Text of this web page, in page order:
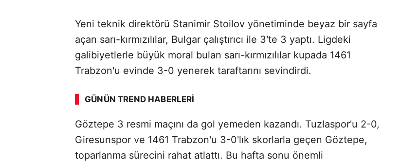
Yeni teknik direktörü Stanimir Stoilov yönetiminde beyaz bir sayfa
açan sarı-kırmızılılar, Bulgar çalıştırıcı ile 3'te 3 yaptı. Ligdeki
galibiyetlerle büyük moral bulan sarı-kırmızılılar kupada 1461
Trabzon'u evinde 3-0 yenerek taraftarını sevindirdi.
GÜNÜN TREND HABERLERI
00:02 / 08:15
Sesi Aç
Göztepe 3 resmi maçını da gol yemeden kazandı. Tuzlaspor'u 2-0,
Giresunspor ve 1461 Trabzon'u 3-0'lık skorlarla geçen Göztepe,
toparlanma sürecini rahat atlattı. Bu hafta sonu önemli